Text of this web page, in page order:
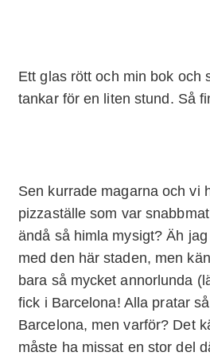
Ett glas rött och min bok och
tankar för en liten stund. Så
Sen kurrade magarna och vi
pizzaställe som var
ändå så himla mysigt? Äh
med den här staden, men
bara så mycket annorlunda
fick i Barcelona! Alla pratar
Barcelona, men varför? Det
måste ha missat en stor del